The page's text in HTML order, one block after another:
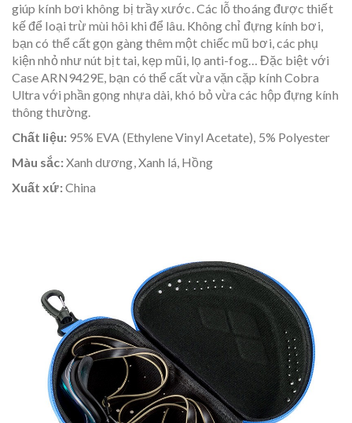
giúp kính bơi không bị trầy xước. Các lỗ thoáng được thiết
kế để loại trừ mùi hôi khi để lâu. Không chỉ đựng kính bơi,
bạn có thể cất gọn gàng thêm một chiếc mũ bơi, các phụ
kiện nhỏ như nút bịt tai, kẹp mũi, lọ anti-fog… Đặc biệt với
Case ARN9429E, bạn có thể cất vừa vặn cặp kính Cobra
Ultra với phần gọng nhựa dài, khó bỏ vừa các hộp đựng kính
thông thường.
Chất liệu:95% EVA (Ethylene Vinyl Acetate), 5% Polyester
Màu sắc:Xanh dương, Xanh lá, Hồng
Xuất xứ:China